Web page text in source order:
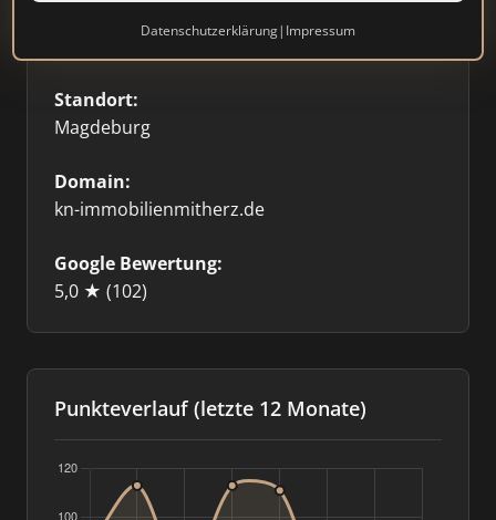
Datenschutzerklärung| Impressum
Standort:
Magdeburg
Domain:
kn-immobilienmitherz.de
Google Bewertung:
5,0 ★ (102)
Punkteverlauf (letzte 12 Monate)